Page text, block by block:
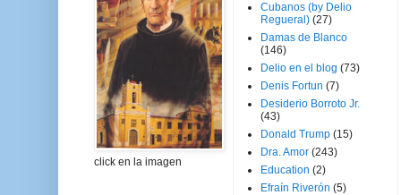
click en la imagen
Cubanos (by Delio
Regueral) (27)
Damas de Blanco
(146)
Delio en el blog (73)
Denis Fortun (7)
Desiderio Borroto Jr.
(43)
Donald Trump (15)
Dra. Amor (243)
Education (2)
Efraín Riverón (5)